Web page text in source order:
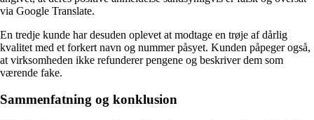
via Google Translate.
En tredje kunde har desuden oplevet at modtage en trøje af dårlig
kvalitet med et forkert navn og nummer påsyet. Kunden påpeger også,
at virksomheden ikke refunderer pengene og beskriver dem som
værende fake.
Sammenfatning og konklusion